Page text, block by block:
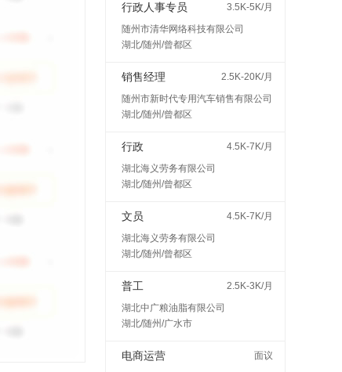
行政人事专员
3.5K-5K/月
随州市清华网络科技有限公司
湖北/随州/曾都区
销售经理
2.5K-20K/月
随州市新时代专用汽车销售有限公司
湖北/随州/曾都区
行政
4.5K-7K/月
湖北海义劳务有限公司
湖北/随州/曾都区
文员
4.5K-7K/月
湖北海义劳务有限公司
湖北/随州/曾都区
普工
2.5K-3K/月
湖北中广粮油脂有限公司
湖北/随州/广水市
电商运营 面议